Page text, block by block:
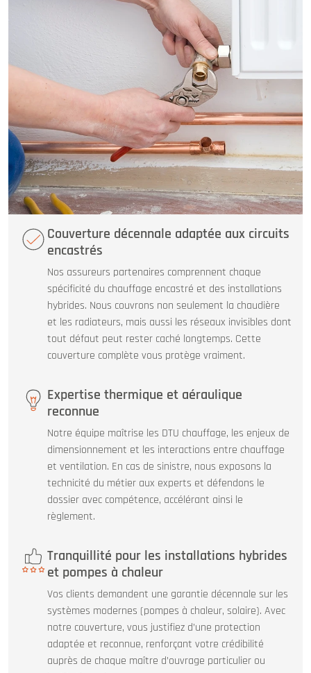
Couverture décennale adaptée aux circuits
encastrés
Nos assureurs partenaires comprennent chaque
spécificité du chauffage encastré et des installations
hybrides. Nous couvrons non seulement la chaudière
et les radiateurs, mais aussi les réseaux invisibles dont
tout défaut peut rester caché longtemps. Cette
couverture complète vous protège vraiment.
Expertise thermique et aéraulique
reconnue
Notre équipe maîtrise les DTU chauffage, les enjeux de
dimensionnement et les interactions entre chauffage
et ventilation. En cas de sinistre, nous exposons la
technicité du métier aux experts et défendons le
dossier avec compétence, accélérant ainsi le
règlement.
Tranquillité pour les installations hybrides
et pompes à chaleur
Vos clients demandent une garantie décennale sur les
systèmes modernes (pompes à chaleur, solaire). Avec
notre couverture, vous justifiez d’une protection
adaptée et reconnue, renforçant votre crédibilité
auprès de chaque maître d’ouvrage particulier ou